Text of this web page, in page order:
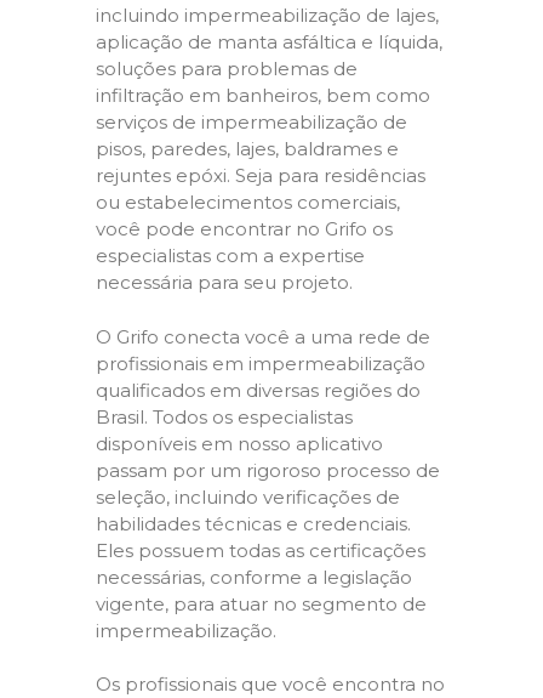
incluindo impermeabilização de lajes,
aplicação de manta asfáltica e líquida,
soluções para problemas de
infiltração em banheiros, bem como
serviços de impermeabilização de
pisos, paredes, lajes, baldrames e
rejuntes epóxi. Seja para residências
ou estabelecimentos comerciais,
você pode encontrar no Grifo os
especialistas com a expertise
necessária para seu projeto.
O Grifo conecta você a uma rede de
profissionais em impermeabilização
qualificados em diversas regiões do
Brasil. Todos os especialistas
disponíveis em nosso aplicativo
passam por um rigoroso processo de
seleção, incluindo verificações de
habilidades técnicas e credenciais.
Eles possuem todas as certificações
necessárias, conforme a legislação
vigente, para atuar no segmento de
impermeabilização.
Os profissionais que você encontra no